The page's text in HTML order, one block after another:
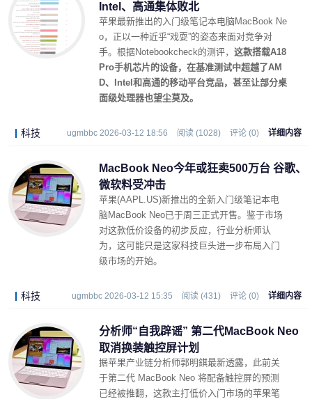
Intel、高通集体败北
苹果最新推出的入门级笔记本电脑MacBook Ne
o，正以一种近乎“戏耍”的姿态来面对竞争对
手。根据Notebookcheck的测评， 这款搭载A18
Pro手机芯片的设备，在基准测试中超越了AM
D、Intel和高通的移动平台竞品，甚至让部分桌
面级处理器也望尘莫及。
科技 ugmbbc 2026-03-12 18:56 阅读 (1028) 评论 (0) 详细内容
MacBook Neo今年或狂卖500万台 谷歌、
微软料受冲击
苹果(AAPL.US)新推出的全新入门级笔记本电
脑MacBook Neo已于周三正式开售。鉴于市场
对这款低价设备的初步反应，行业分析师认
为，这可能只是这家科技巨头进一步布局入门
级市场的开始。
科技 ugmbbc 2026-03-12 15:35 阅读 (431) 评论 (0) 详细内容
分析师“自我辟谣” 第二代MacBook Neo
取消换装触控屏计划
据苹果产业链分析师郭明錤最新透露，此前关
于第二代 MacBook Neo 将配备触控屏的预测
已经被推翻，这款主打低价入门市场的苹果笔